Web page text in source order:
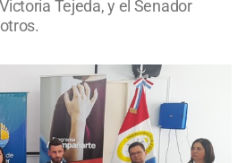
Tejeda, y el Senador